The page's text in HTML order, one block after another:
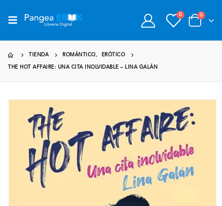
0 0
TIENDA ROMÁNTICO, ERÓTICO
THE HOT AFFAIRE: UNA CITA INOLVIDABLE – LINA GALÁN